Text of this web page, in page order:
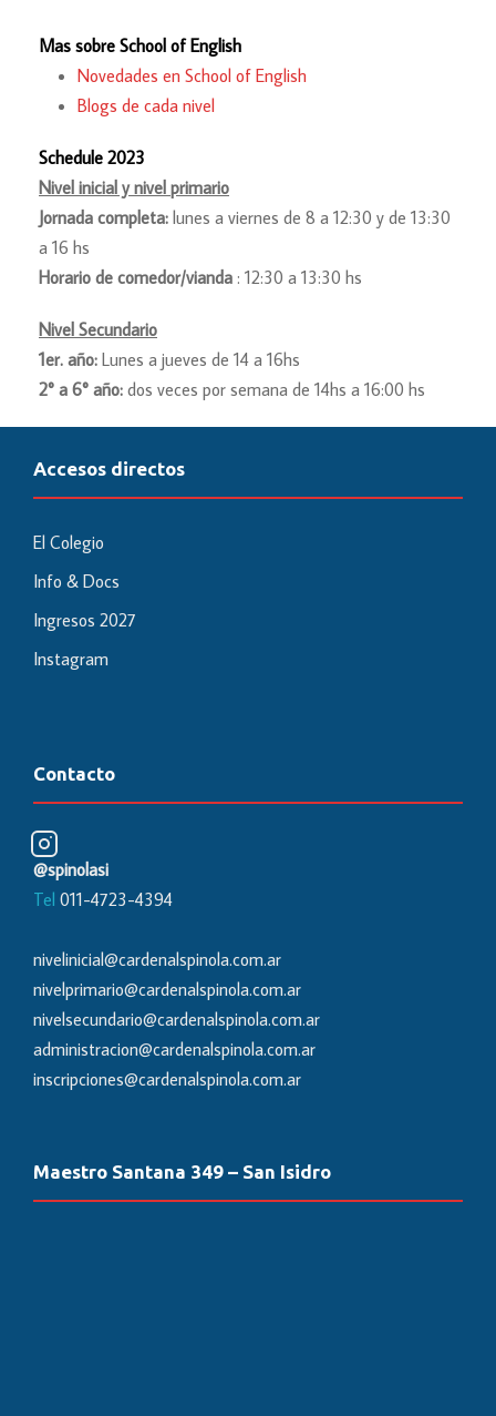
Mas sobre School of English
Novedades en School of English
Blogs de cada nivel
Schedule 2023
Nivel inicial y nivel primario
Jornada completa: lunes a viernes de 8 a 12:30 y de 13:30
a 16 hs
Horario de comedor/vianda : 12:30 a 13:30 hs
Nivel Secundario
1er. año: Lunes a jueves de 14 a 16hs
2° a 6° año: dos veces por semana de 14hs a 16:00 hs
Accesos directos
El Colegio
Info & Docs
Ingresos 2027
Instagram
Contacto
@spinolasi
Tel 011-4723-4394
nivelinicial@cardenalspinola.com.ar
nivelprimario@cardenalspinola.com.ar
nivelsecundario@cardenalspinola.com.ar
administracion@cardenalspinola.com.ar
inscripciones@cardenalspinola.com.ar
Maestro Santana 349 – San Isidro